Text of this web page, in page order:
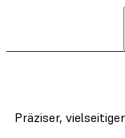
Präziser,